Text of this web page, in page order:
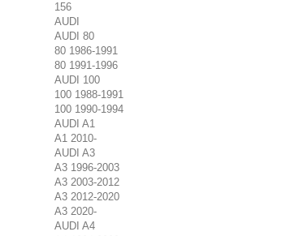
156
AUDI
AUDI 80
80 1986-1991
80 1991-1996
AUDI 100
100 1988-1991
100 1990-1994
AUDI A1
A1 2010-
AUDI A3
A3 1996-2003
A3 2003-2012
A3 2012-2020
A3 2020-
AUDI A4